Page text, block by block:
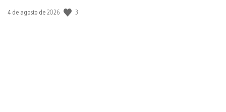
Fecha
4 de agosto de 2026 3